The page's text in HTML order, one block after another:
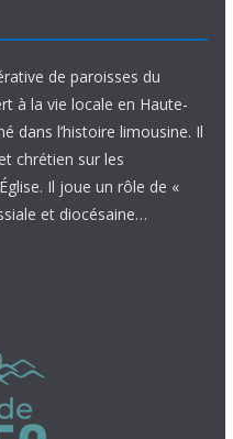
de paroisses du
à la vie locale en Haute-
dans l’histoire limousine. Il
chrétien sur les
Il joue un rôle de «
et diocésaine…